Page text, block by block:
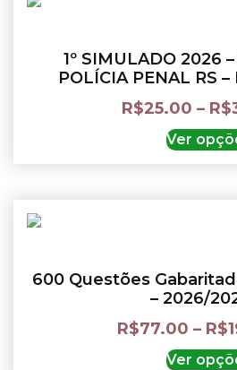
1º SIMULADO 2026
POLÍCIA PENAL RS
R$25.00 – R$
Ver
600 Questões
– 2026/
R$77.00 – R$
Ver